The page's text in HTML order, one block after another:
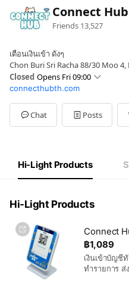
Connect Hub
Friends 13,527
เตือนเงินเข้า ดังๆ
Chon Buri Sri Racha 88/30 Moo 4,
Closed Opens Fri 09:00
SunClosed
Mon09:00 - 19:00
Tue09:00 - 19:00
Wed09:00 - 19:00
09:00 - 19:00
connecthubth.com
Chat Posts
Hi-Light Products
Hi-Light Products
฿1,089
Connect
เงินเข้าบัญชี
ทำรายการ ส่